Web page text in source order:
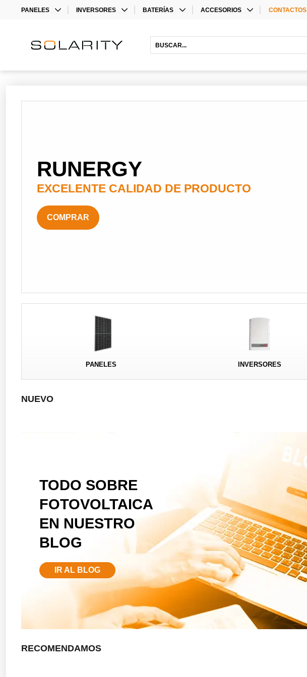
PANELES
BIFACIAL
INVERSORES
INVERSORES HÍBRIDOS
BATERÍAS ACCESORIOS
INVERSORES
ACCESORIOS
CONTACTOS
RUNERGY
EXCELENTE CALIDAD DE PRODUCTO
COMPRAR
PANELES INVERSORES
NUEVO
TODO SOBRE
FOTOVOLTAICA
EN NUESTRO
BLOG
IR AL BLOG
RECOMENDAMOS